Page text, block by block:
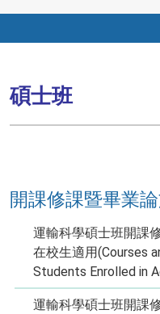
碩士班
開課修課暨畢業
運輸科學碩士班開課
在校生適用(Courses
Students Enrolled in
運輸科學碩士班開課